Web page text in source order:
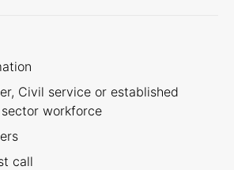
Civil service or established
workforce
call